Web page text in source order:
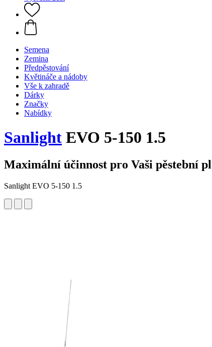
Semena
Zemina
Předpěstování
Květináče a nádoby
Vše k zahradě
Dárky
Značky
Nabídky
Sanlight EVO 5-150 1.5
Maximální účinnost pro Vaši pěstební
Sanlight EVO 5-150 1.5